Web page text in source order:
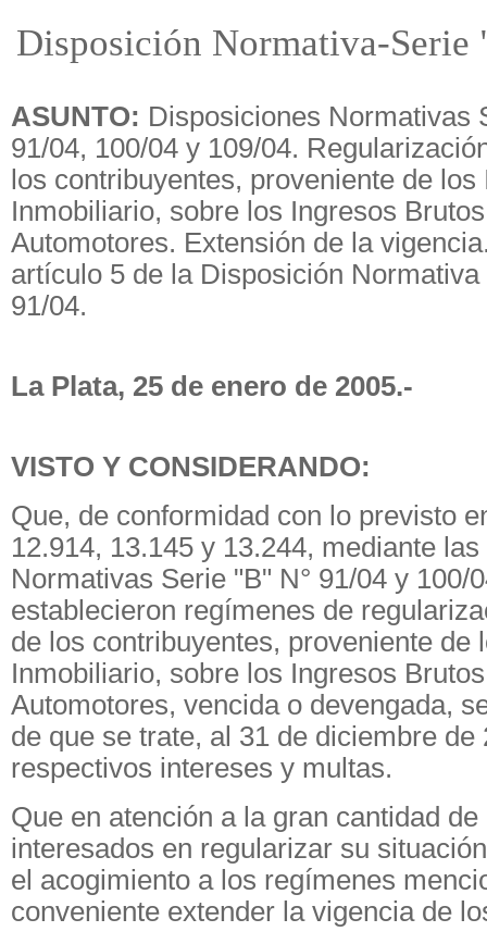
Disposición Normativa-Serie
ASUNTO: Disposiciones Normativas
91/04, 100/04 y 109/04.
los contribuyentes, proveniente de los
Inmobiliario, sobre los Ingresos
Automotores. Extensión de la
artículo 5 de la Disposición Normativa
91/04.
La Plata, 25 de enero de 2005.-
VISTO Y CONSIDERANDO:
Que, de conformidad con lo previsto
12.914, 13.145 y 13.244, mediante
Normativas Serie "B" N° 91/04 y 100/
establecieron regímenes de
de los contribuyentes, proveniente de
Inmobiliario, sobre los Ingresos
Automotores, vencida o devengada,
de que se trate, al 31 de diciembre de
respectivos intereses y multas.
Que en atención a la gran cantidad
interesados en regularizar su
el acogimiento a los regímenes
conveniente extender la vigencia de